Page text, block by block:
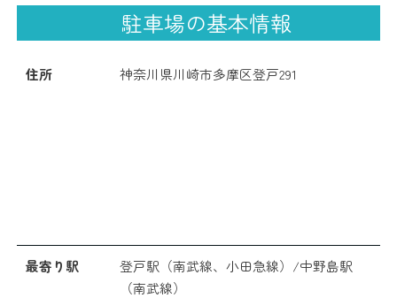
駐車場の基本情報
住所 神奈川県川崎市多摩区登戸291
最寄り駅
登戸駅（南武線、小田急線）/中野島駅
（南武線）